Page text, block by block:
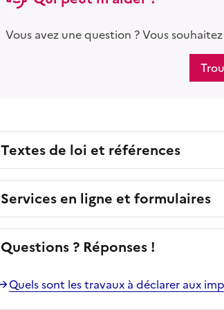
Vous avez une question ? Vous
Textes de loi et références
Services en ligne et formulaires
Questions ? Réponses !
Quels sont les travaux à déclarer aux